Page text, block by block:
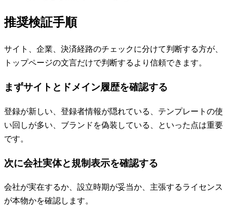
推奨検証手順
サイト、企業、決済経路のチェックに分けて判断する方が、
トップページの文言だけで判断するより信頼できます。
まずサイトとドメイン履歴を確認する
登録が新しい、登録者情報が隠れている、テンプレートの使
い回しが多い、ブランドを偽装している、といった点は重要
です。
次に会社実体と規制表示を確認する
会社が実在するか、設立時期が妥当か、主張するライセンス
が本物かを確認します。